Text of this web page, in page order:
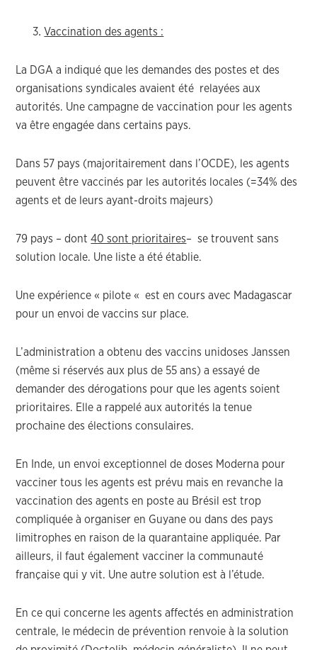
Vaccination des agents :
La DGA a indiqué que les demandes des postes et des
organisations syndicales avaient été relayées aux
autorités. Une campagne de vaccination pour les agents
va être engagée dans certains pays.
Dans 57 pays (majoritairement dans l’OCDE), les agents
peuvent être vaccinés par les autorités locales (=34% des
agents et de leurs ayant-droits majeurs)
79 pays – dont40 sont prioritaires– se trouvent sans
solution locale. Une liste a été établie.
Une expérience « pilote « est en cours avec Madagascar
pour un envoi de vaccins sur place.
L’administration a obtenu des vaccins unidoses Janssen
(même si réservés aux plus de 55 ans) a essayé de
demander des dérogations pour que les agents soient
prioritaires. Elle a rappelé aux autorités la tenue
prochaine des élections consulaires.
En Inde, un envoi exceptionnel de doses Moderna pour
vacciner tous les agents est prévu mais en revanche la
vaccination des agents en poste au Brésil est trop
compliquée à organiser en Guyane ou dans des pays
limitrophes en raison de la quarantaine appliquée. Par
ailleurs, il faut également vacciner la communauté
française qui y vit. Une autre solution est à l’étude.
En ce qui concerne les agents affectés en administration
centrale, le médecin de prévention renvoie à la solution